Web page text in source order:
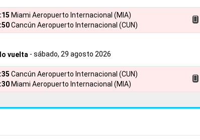
Miami Aeropuerto Internacional (MIA)
Cancún Aeropuerto Internacional (CUN)
vuelta - sábado, 29 agosto 2026
Cancún Aeropuerto Internacional (CUN)
Miami Aeropuerto Internacional (MIA)